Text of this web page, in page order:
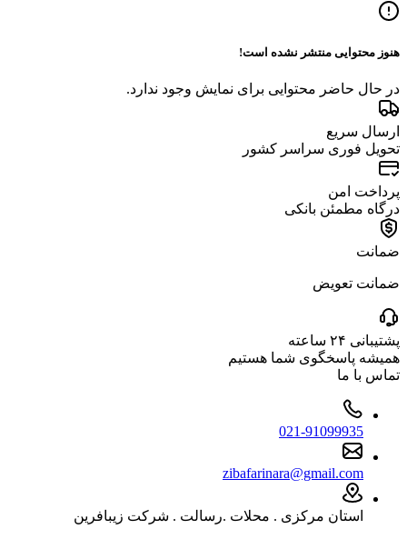
هنوز محتوایی منتشر نشده است!
در حال حاضر محتوایی برای نمایش وجود ندارد.
ارسال سریع
تحویل فوری سراسر کشور
پرداخت امن
درگاه مطمئن بانکی
ضمانت
ضمانت تعویض
پشتیبانی ۲۴ ساعته
همیشه پاسخگوی شما هستیم
تماس با ما
021-91099935
zibafarinara@gmail.com
استان مرکزی . محلات .رسالت . شرکت زیبافرین